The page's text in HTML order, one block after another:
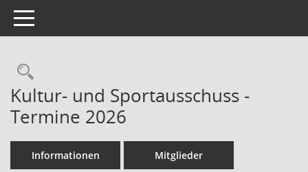
Toggle navigation
Rechercheauswahl
Kultur- und Sportausschuss -
Termine 2026
Informationen Mitglieder